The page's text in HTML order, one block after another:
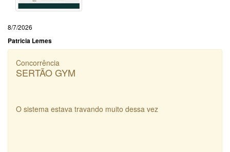
8/7/2026
Patricia Lemes
Concorrência
SERTÃO GYM
O sistema estava travando muito dessa vez